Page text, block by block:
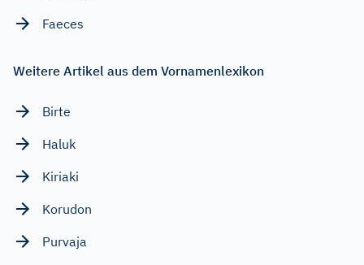
Faeces
Weitere Artikel aus dem Vornamenlexikon
Birte
Haluk
Kiriaki
Korudon
Purvaja